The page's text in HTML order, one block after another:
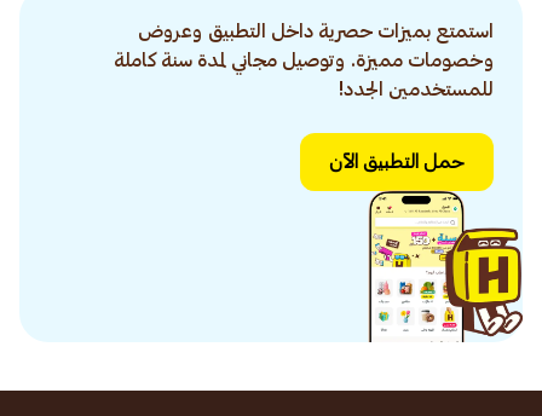
استمتع بميزات حصرية داخل التطبيق وعروض
وخصومات مميزة. وتوصيل مجاني لمدة سنة كاملة
للمستخدمين الجدد!
حمل التطبيق الآن